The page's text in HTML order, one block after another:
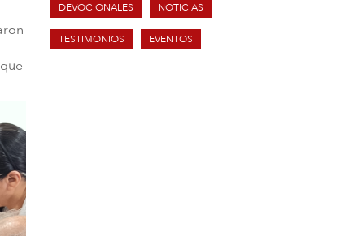
DEVOCIONALES NOTICIAS
TESTIMONIOS EVENTOS